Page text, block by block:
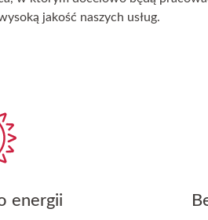
jakość naszych usług.
energii